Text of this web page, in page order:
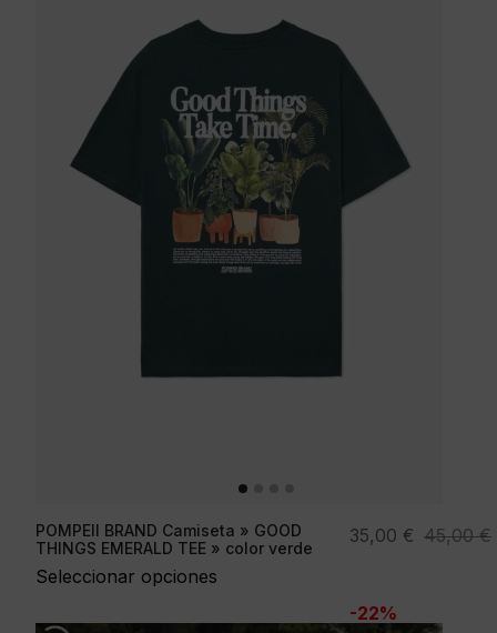
POMPEII BRAND Camiseta » GOOD
THINGS EMERALD TEE » color verde
Seleccionar opciones
45,00€
El
era:
35,00 €
El
es:
-22%